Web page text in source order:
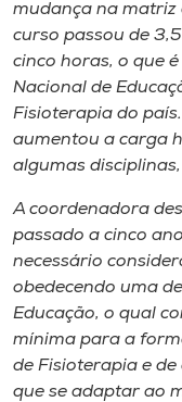
mudança na
curso passou de
cinco horas, o que
Nacional de
Fisioterapia do
aumentou a carga
algumas
A coordenadora
passado a cinco
necessário
obedecendo uma
Educação, o qual
mínima para a
de Fisioterapia e
que se adaptar ao